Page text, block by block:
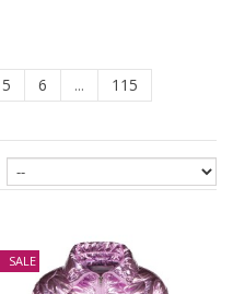
5 6 ...
115
SALE